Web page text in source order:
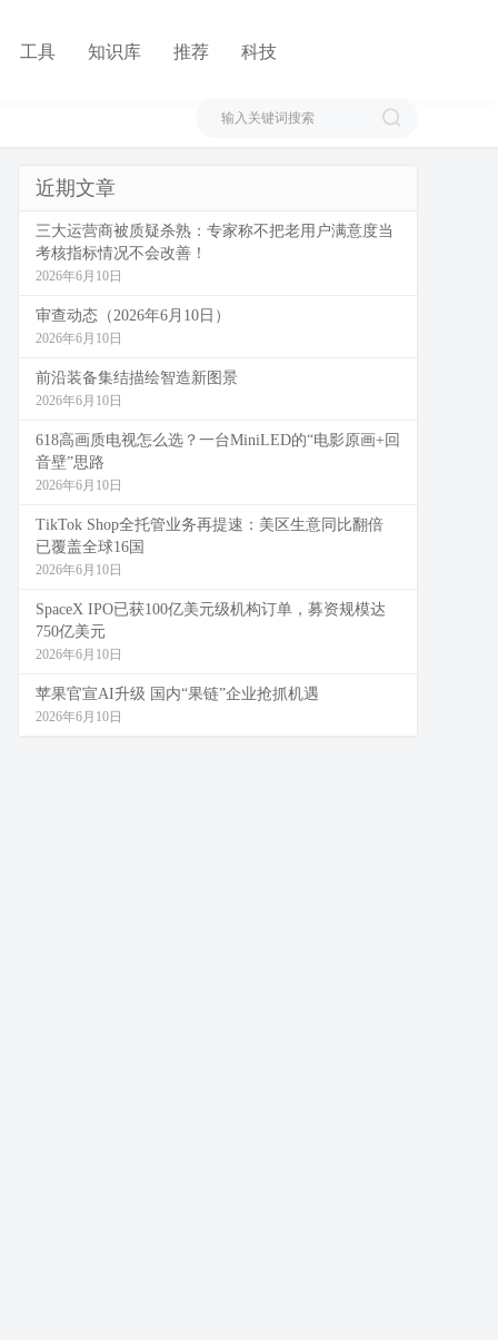
工具 知识库 推荐 科技
近期文章
三大运营商被质疑杀熟：专家称不把老用户满意度当
考核指标情况不会改善！
2026年6月10日
审查动态（2026年6月10日）
2026年6月10日
前沿装备集结描绘智造新图景
2026年6月10日
618高画质电视怎么选？一台MiniLED的“电影原画+回
音壁”思路
2026年6月10日
TikTok Shop全托管业务再提速：美区生意同比翻倍
已覆盖全球16国
2026年6月10日
SpaceX IPO已获100亿美元级机构订单，募资规模达
750亿美元
2026年6月10日
苹果官宣AI升级 国内“果链”企业抢抓机遇
2026年6月10日